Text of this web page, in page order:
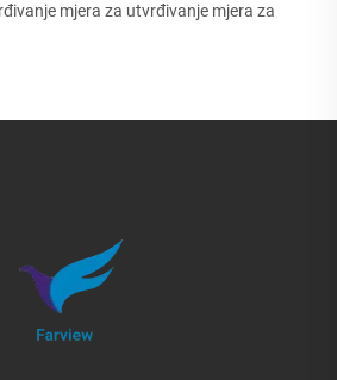
mjera za utvrđivanje mjera za